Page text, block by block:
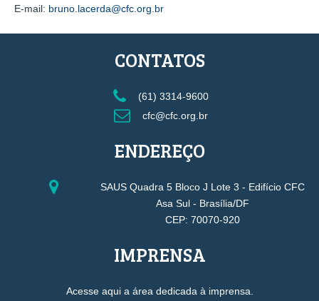
E-mail: bruno.lacerda@cfc.org.br
CONTATOS
(61) 3314-9600
cfc@cfc.org.br
ENDEREÇO
SAUS Quadra 5 Bloco J Lote 3 - Edifício CFC
Asa Sul - Brasília/DF
CEP: 70070-920
IMPRENSA
Acesse aqui a área dedicada à imprensa.